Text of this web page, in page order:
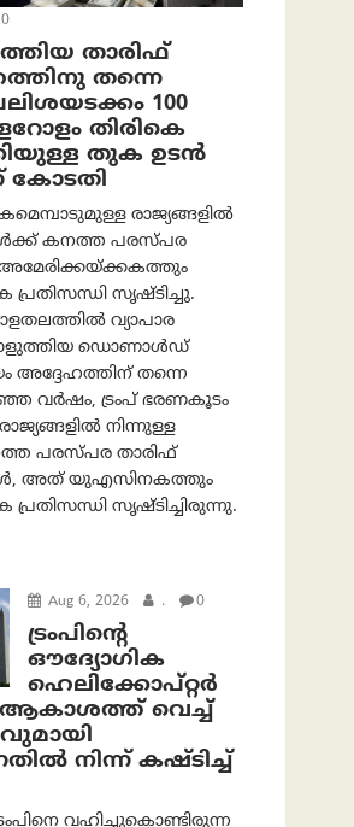
0
താരിഫ്
തന്നെ
100
തിരികെ
തുക ഉടന്‍
രാജ്യങ്ങളിൽ
കനത്ത പരസ്പര
സൃഷ്ടിച്ചു.
വ്യാപാര
ഡൊണാൾഡ്
അദ്ദേഹത്തിന് തന്നെ
വർഷം, ട്രംപ് ഭരണകൂടം
നിന്നുള്ള
പരസ്പര താരിഫ്
അത് യുഎസിനകത്തും
സൃഷ്ടിച്ചിരുന്നു.
Aug 6, 2026 . 0
ട്രം‌പിന്റെ
ഔദ്യോഗിക
ഹെലിക്കോപ്റ്റര്‍
വെച്ച്
നിന്ന് കഷ്ടിച്ച്
വഹിച്ചുകൊണ്ടിരുന്ന